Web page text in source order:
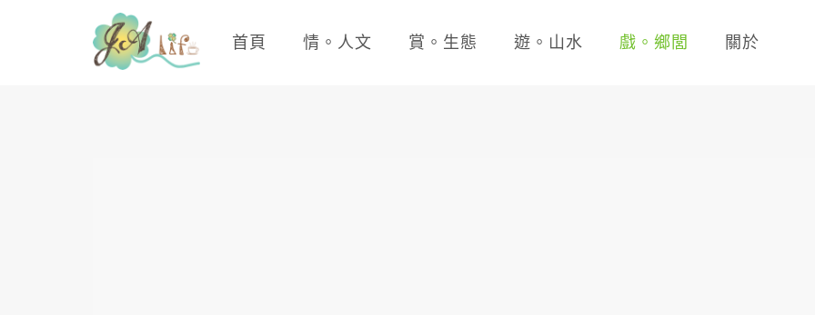
首頁 情。人文 賞。生態 遊。山水 戲。鄉閭 關於